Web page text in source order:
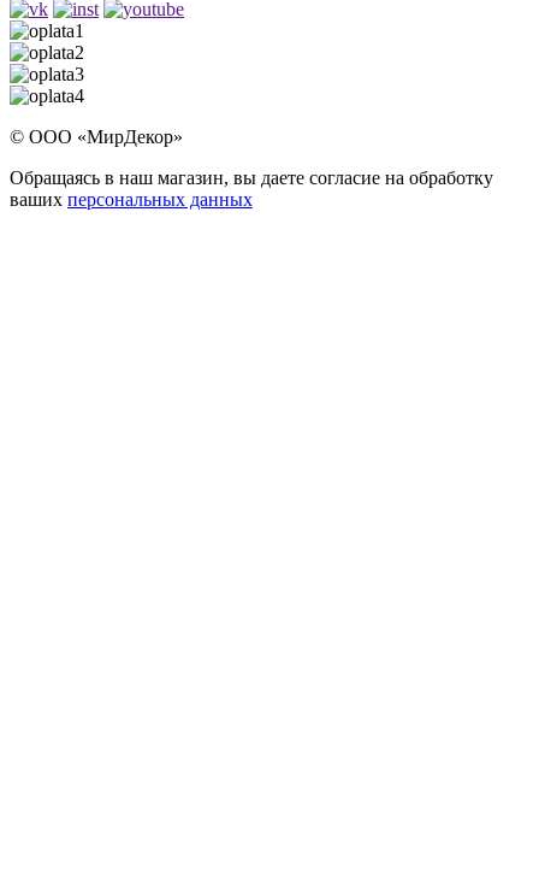
© ООО «МирДекор»
Обращаясь в наш магазин, вы даете согласие на обработку
ваших персональных данных